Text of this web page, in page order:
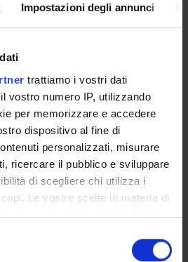
Impostazioni degli annunci
trattiamo i vostri dati
vostro numero IP, utilizzando
per memorizzare e accedere
dispositivo al fine di
personalizzati, misurare
ricercare il pubblico e sviluppare
di scegliere chi utilizza i
Le vostre scelte in materia di
solo su questa proprietà digitale
proprio consenso in qualsiasi
e della Ricerca
e gestito dal Dipartimento